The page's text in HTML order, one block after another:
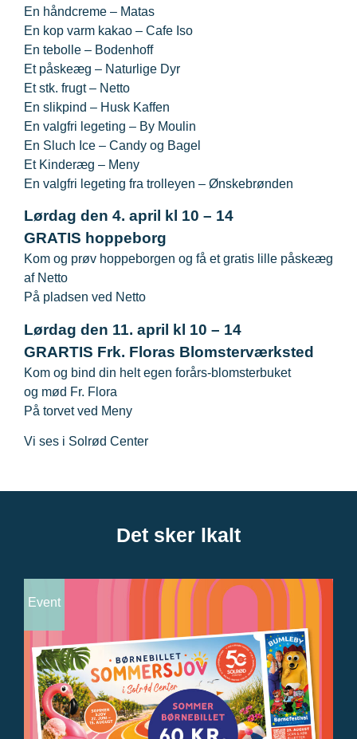
En håndcreme – Matas
En kop varm kakao – Cafe Iso
En tebolle – Bodenhoff
Et påskeæg – Naturlige Dyr
Et stk. frugt – Netto
En slikpind – Husk Kaffen
En valgfri legeting – By Moulin
En Sluch Ice – Candy og Bagel
Et Kinderæg – Meny
En valgfri legeting fra trolleyen – Ønskebrønden
Lørdag den 4. april kl 10 – 14
GRATIS hoppeborg
Kom og prøv hoppeborgen og få et gratis lille påskeæg
af Netto
På pladsen ved Netto
Lørdag den 11. april kl 10 – 14
GRARTIS Frk. Floras Blomsterværksted
Kom og bind din helt egen forårs-blomsterbuket
og mød Fr. Flora
På torvet ved Meny
Vi ses i Solrød Center
Det sker lkalt
Event